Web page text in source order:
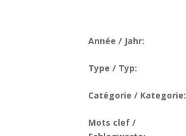
Année / Jahr:
Type / Typ:
Catégorie / Kategorie:
Mots clef /